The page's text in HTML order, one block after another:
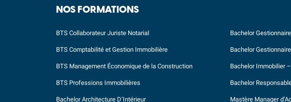
NOS FORMATIONS
BTS Collaborateur Juriste Notarial
BTS Comptabilité et Gestion Immobilière
BTS Management Économique de la Construction
BTS Professions Immobilières
Bachelor Architecture D’Intérieur
Bachelor
Bachelor
Bachelor Immobilier
Bachelor
Mastère Manager